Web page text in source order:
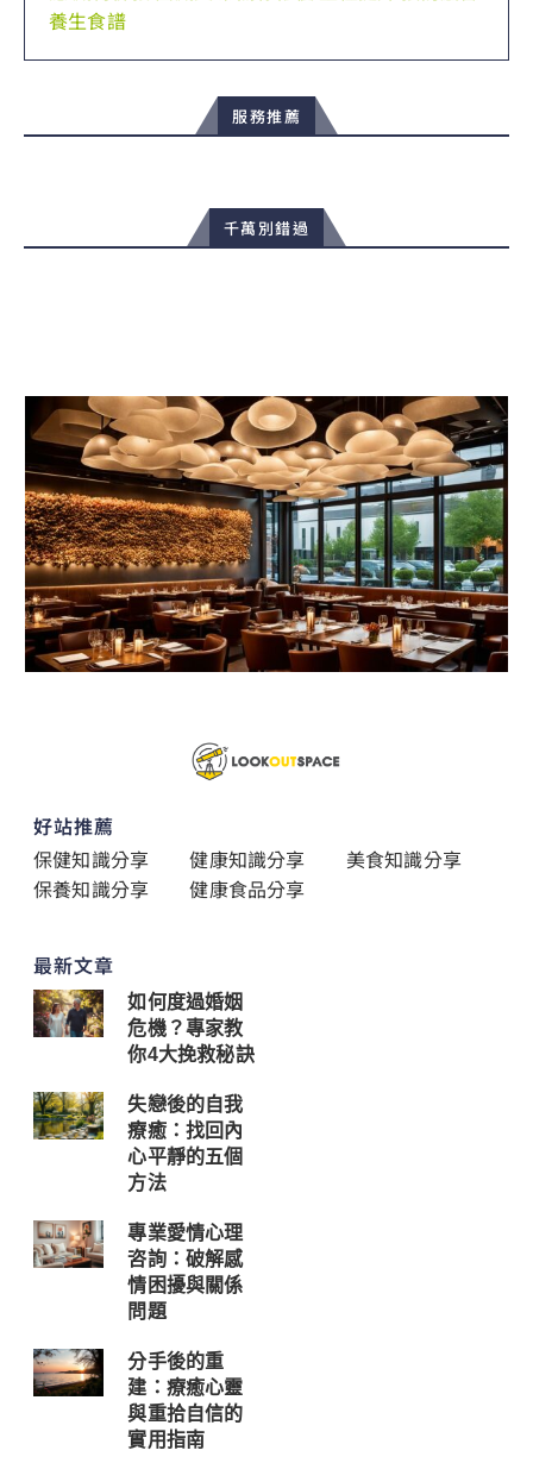
養生食譜
服務推薦
千萬別錯過
好站推薦
保健知識分享
健康知識分享
美食知識分享
保養知識分享
健康食品分享
最新文章
如何度過婚姻
危機？專家教
你4大挽救秘訣
失戀後的自我
療癒：找回內
心平靜的五個
方法
專業愛情心理
咨詢：破解感
情困擾與關係
問題
分手後的重
建：療癒心靈
與重拾自信的
實用指南